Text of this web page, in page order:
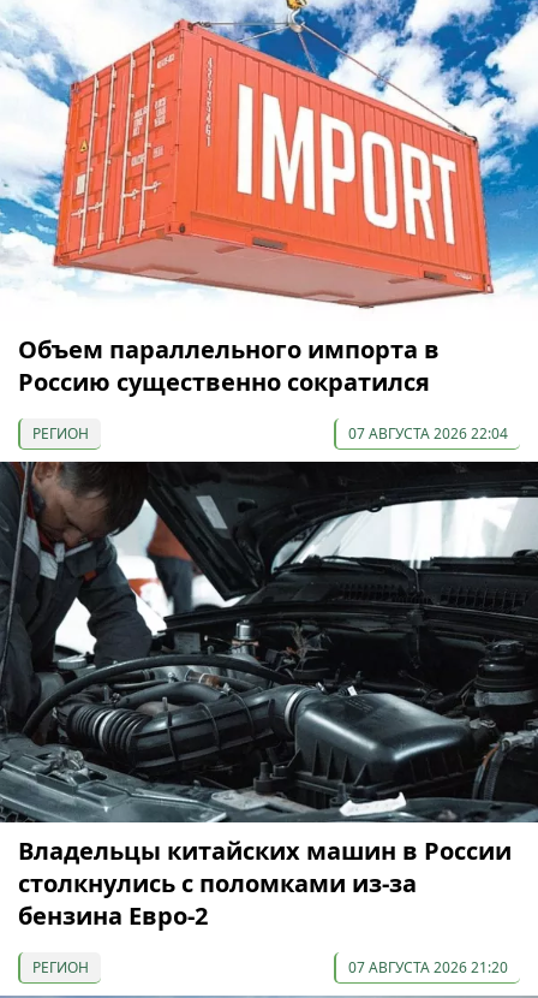
Объем параллельного импорта в
Россию существенно сократился
РЕГИОН 07 АВГУСТА 2026 22:04
Владельцы китайских машин в России
столкнулись с поломками из-за
бензина Евро-2
РЕГИОН 07 АВГУСТА 2026 21:20